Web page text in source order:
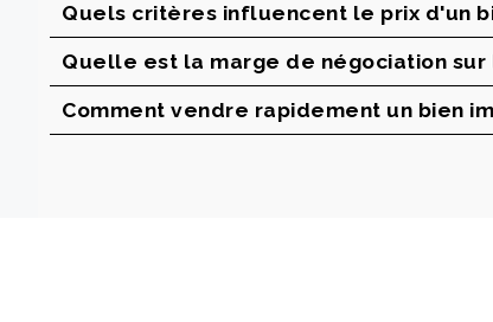
Quels critères influencent le prix d'un
Quelle est la marge de négociation sur
Comment vendre rapidement un bien